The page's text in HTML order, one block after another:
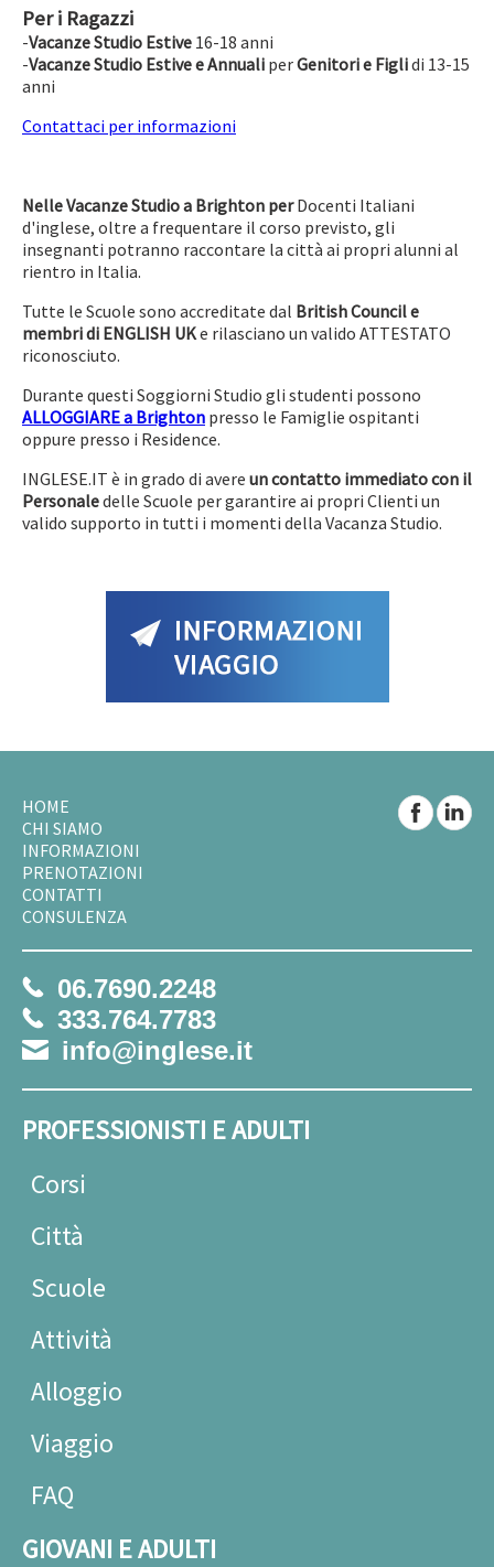
Per i Ragazzi
-Vacanze Studio Estive 16-18 anni
-Vacanze Studio Estive e Annuali perGenitori e Figlidi 13-15
anni
Contattaci per informazioni
Nelle Vacanze Studio a Brighton perDocenti Italiani
d'inglese, oltre a frequentare il corso previsto, gli
insegnanti potranno raccontare la città ai propri alunni al
rientro in Italia.
Tutte le Scuole sono accreditate dal British Council e
membri di ENGLISH UKe rilasciano un valido ATTESTATO
riconosciuto.
Durante questi Soggiorni Studio gli studenti possono
ALLOGGIARE a Brighton presso le Famiglie ospitanti
oppure presso i Residence.
INGLESE.IT è in grado di avere un contatto immediato con il
Personaledelle Scuole per garantire ai propri Clienti un
valido supporto in tutti i momenti della Vacanza Studio.
HOME
CHI SIAMO
INFORMAZIONI
PRENOTAZIONI
CONTATTI
CONSULENZA
06.7690.2248
333.764.7783
info@inglese.it
PROFESSIONISTI E ADULTI
Corsi
Città
Scuole
Attività
Alloggio
Viaggio
FAQ
GIOVANI E ADULTI